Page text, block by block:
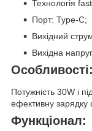
Технологія
Порт: Type-C;
Вихідний
Вихідна
Особливості:
Потужність 30W і
ефективну зарядку
Функціонал: